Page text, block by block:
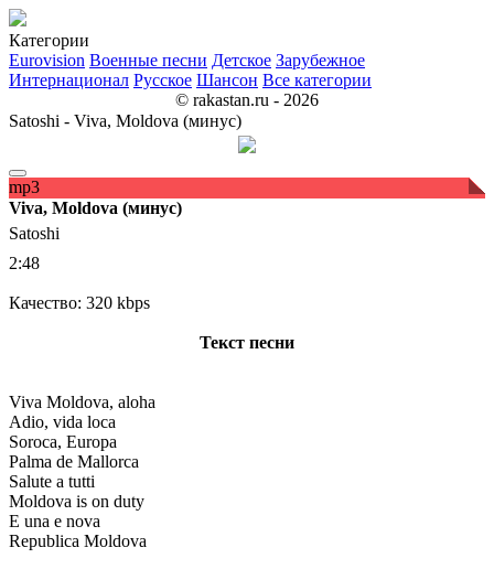
Категории
Eurovision Военные песни Детское Зарубежное
Интернационал Русское Шансон Все категории
© rakastan.ru - 2026
Satoshi - Viva, Moldova (минус)
mp3
Viva, Moldova (минус)
Satoshi
2:48
Качество: 320 kbps
Текст песни
Viva Moldova, aloha
Adio, vida loca
Soroca, Europa
Palma de Mallorca
Salute a tutti
Moldova is on duty
E una e nova
Republica Moldova